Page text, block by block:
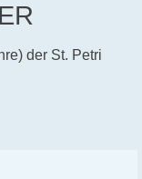
der St. Petri